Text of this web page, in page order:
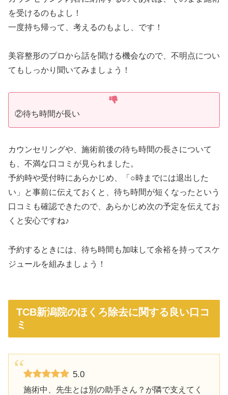
を受けるのもよし！
一度持ち帰って、考えるのもよし、です！
美容整形のプロから話を聞ける機会なので、不明点につい
てもしっかり聞いてみましょう！
②待ち時間が長い
カウンセリングや、施術前後の待ち時間の長さについて
も、不満な口コミが見られました。
予約時や受付時にあらかじめ、「○時までには退出した
い」と事前に伝えておくと、待ち時間が短くなったという
口コミも確認できたので、あらかじめ次の予定を伝えてお
くと安心ですね♪
予約するときには、待ち時間も加味して余裕を持ってスケ
ジュールを組みましょう！
TCB新潟院のほくろ除去に関する良い口コ
ミ
5.0
施術中、先生とは別の助手さん？が隣で支えてく